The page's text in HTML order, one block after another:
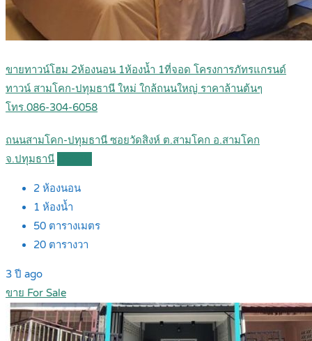
ขายทาวน์โฮม 2ห้องนอน 1ห้องน้ำ 1ที่จอด โครงการภัทรแกรนด์
ทาวน์ สามโคก-ปทุมธานี ใหม่ ใกล้ถนนใหญ่ ราคาล้านต้นๆ
โทร.086-304-6058
ถนนสามโคก-ปทุมธานี ซอยวัดสิงห์ ต.สามโคก อ.สามโคก
จ.ปทุมธานี
2 ห้องนอน
1 ห้องน้ำ
50 ตารางเมตร
20 ตารางวา
3 ปี ago
ขาย For Sale